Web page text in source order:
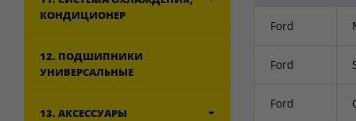
КОНДИЦИОНЕР
12. ПОДШИПНИКИ
УНИВЕРСАЛЬНЫЕ
13. АКСЕССУАРЫ
Ford
Ford
Ford